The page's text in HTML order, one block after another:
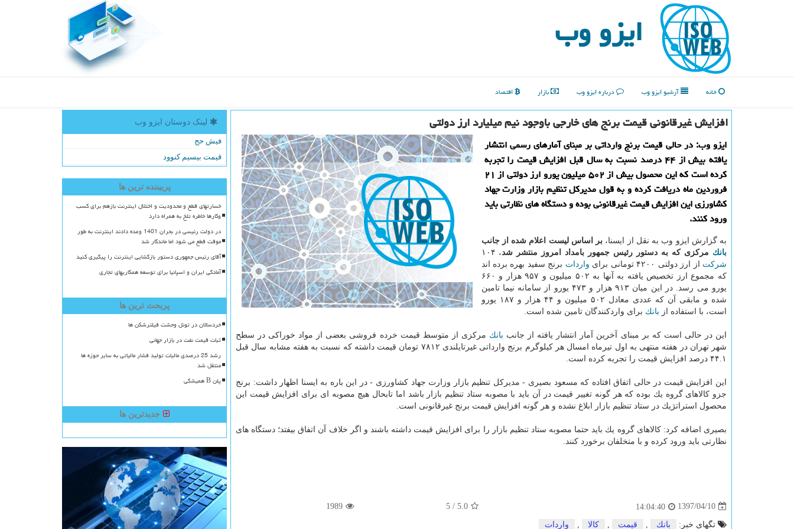
ایزو وب
خانه آرشیو ایزو وب درباره ایزو وب بازار اقتصاد
افزایش غیرقانونی قیمت برنج های خارجی باوجود نیم میلیارد ارز دولتی
ایزو وب: در حالی قیمت برنج وارداتی بر مبنای آمارهای رسمی انتشار
یافته بیش از ۴۴ درصد نسبت به سال قبل افزایش قیمت را تجربه
كرده است كه این محصول بیش از ۵۰۲ میلیون یورو ارز دولتی از ۲۱
فروردین ماه دریافت كرده و به قول مدیركل تنظیم بازار وزارت جهاد
كشاورزی این افزایش قیمت غیرقانونی بوده و دستگاه های نظارتی باید
ورود كنند.
به گزارش ایزو وب به نقل از ایسنا، بر اساس لیست اعلام شده از جانب
بانك مركزی كه به دستور رئیس جمهور بامداد امروز منتشر شد، ۱۰۴
شركت از ارز دولتی ۴۲۰۰ تومانی برای واردات برنج سفید بهره برده اند
كه مجموع ارز تخصیص یافته به آنها به ۵۰۲ میلیون و ۹۵۷ هزار و ۶۶۰
یورو می رسد. در این میان ۹۱۳ هزار و ۴۷۳ یورو از سامانه نیما تامین
شده و مابقی آن كه عددی معادل ۵۰۲ میلیون و ۴۴ هزار و ۱۸۷ یورو
است، با استفاده از بانك برای واردكنندگان تامین شده است.
این در حالی است كه بر مبنای آخرین آمار انتشار یافته از جانب بانك مركزی از متوسط قیمت خرده فروشی بعضی از مواد خوراكی در سطح
شهر تهران در هفته منتهی به اول تیرماه امسال هر كیلوگرم برنج وارداتی غیرتایلندی ۷۸۱۲ تومان قیمت داشته كه نسبت به هفته مشابه سال قبل
۴۴.۱ درصد افزایش قیمت را تجربه كرده است.
این افزایش قیمت در حالی اتفاق افتاده كه مسعود بصیری - مدیركل تنظیم بازار وزارت جهاد كشاورزی - در این باره به ایسنا اظهار داشت: برنج
جزو كالاهای گروه یك بوده كه هر گونه تغییر قیمت در آن باید با مصوبه ستاد تنظیم بازار باشد اما تابحال هیچ مصوبه ای برای افزایش قیمت این
محصول استراتژیك در ستاد تنظیم بازار ابلاغ نشده و هر گونه افزایش قیمت برنج غیرقانونی است.
بصیری اضافه كرد: كالاهای گروه یك باید حتما مصوبه ستاد تنظیم بازار را برای افزایش قیمت داشته باشند و اگر خلاف آن اتفاق بیفتد؛ دستگاه های
نظارتی باید ورود كرده و با متخلفان برخورد كنند.
1397/04/10
14:04:40
5.0
/
5
1989
تگهای خبر: بانك قیمت كالا واردات
لینک دوستان ایزو وب
فیش حج
قیمت بیسیم کنوود
پربیننده ترین ها
خسارتهای قطع و محدودیت و اختلال اینترنت بازهم برای کسب
وکارها خاطره تلخ به همراه دارد
در دولت رئیسی در بحران 1401 وعده دادند اینترنت به طور
موقت قطع می شود اما ماندگار شد
آقای رئیس جمهوری دستور بازگشایی اینترنت را پیگیری کنید
آمادگی ایران و اسپانیا برای توسعه همکاریهای تجاری
پربحث ترین ها
خردسالان در تونل وحشت فیلترشکن ها
ثبات قیمت نفت در بازار جهانی
رشد 25 درصدی مالیات تولید فشار مالیاتی به سایر حوزه ها
منتقل شد
پلن B همیشگی
جدیدترین ها